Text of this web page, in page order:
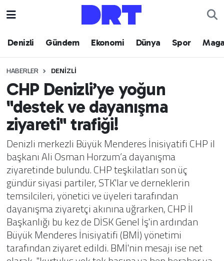
Denizli Gündem Ekonomi Dünya Spor
HABERLER DENIZLI
CHP Denizli’ye yoğun
"destek ve dayanışma
ziyareti" trafiği!
Denizli merkezli Büyük Menderes İnisiyatifi CHP il
başkanı Ali Osman Horzum’a dayanışma
ziyaretinde bulundu. CHP teşkilatları son üç
gündür siyasi partiler, STK'lar ve derneklerin
temsilcileri, yönetici ve üyeleri tarafından
dayanışma ziyaretçi akınına uğrarken, CHP İl
Başkanlığı bu kez de DİSK Genel İş'in ardından
Büyük Menderes İnisiyatifi (BMİ) yönetimi
tarafından ziyaret edildi. BMİ'nin mesajı ise net
Denizli
Ekonomi
Dünya
Spor
Magazin
Teknoloji
Yaşam
Sağlık
Hava Durumu
Trafik Durumu
Puan Durumu ve Fikstür
Tüm Manşetler
Son Dakika Haberleri
Haber Arşivi